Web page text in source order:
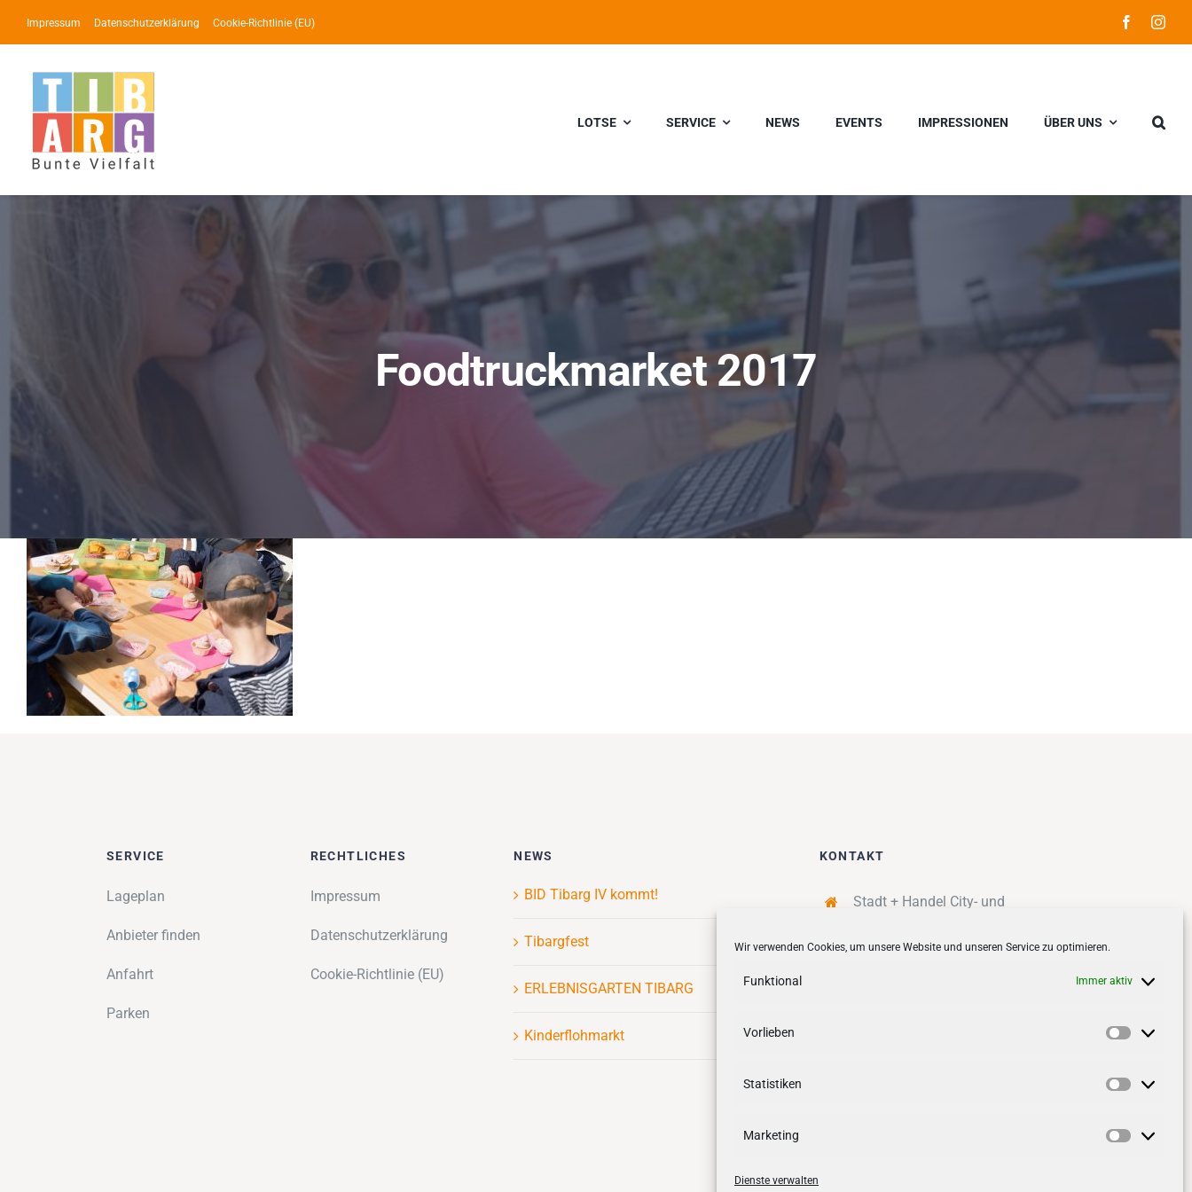
Wir verwenden Cookies, um unsere Website und unseren Service zu optimieren.
Funktional Immer aktiv
Vorlieben
Statistiken
Marketing
Dienste verwalten
Inhalt
springen
Impressum Datenschutzerklärung Cookie-Richtlinie (EU)
LOTSE SERVICE NEWS EVENTS IMPRESSIONEN ÜBER UNS
Foodtruckmarket 2017
SERVICE
Lageplan
Anbieter finden
Anfahrt
Parken
RECHTLICHES
Impressum
Datenschutzerklärung
Cookie-Richtlinie (EU)
NEWS
BID Tibarg IV kommt!
Tibargfest
ERLEBNISGARTEN TIBARG
Kinderflohmarkt
KONTAKT
Stadt + Handel City- und
Quartiersmanagement